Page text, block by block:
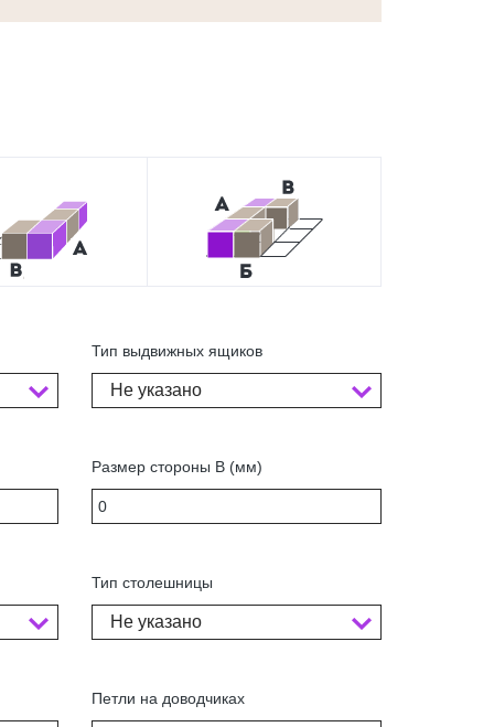
Тип выдвижных ящиков
Не указано
Размер стороны В (мм)
Тип столешницы
Не указано
Петли на доводчиках